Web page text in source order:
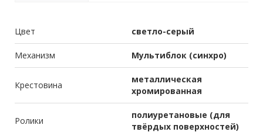
Цвет светло-серый
Механизм Мультиблок (синхро)
Крестовина
металлическая
хромированная
Ролики
полиуретановые (для
твёрдых поверхностей)